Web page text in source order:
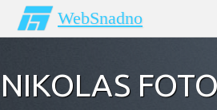
WebSnadno
NIKOLAS